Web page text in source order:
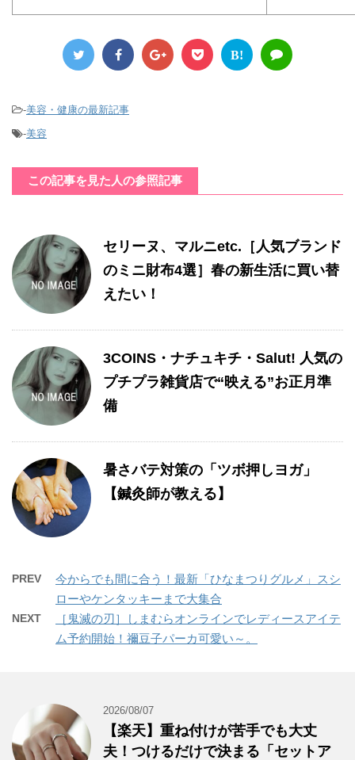
B!
-美容・健康の最新記事
-美容
この記事を見た人の参照記事
セリーヌ、マルニetc.［人気ブランド
のミニ財布4選］春の新生活に買い替
えたい！
3COINS・ナチュキチ・Salut! 人気の
プチプラ雑貨店で“映える”お正月準
備
暑さバテ対策の「ツボ押しヨガ」
【鍼灸師が教える】
PREV
今からでも間に合う！最新「ひなまつりグルメ」スシ
ローやケンタッキーまで大集合
NEXT
［鬼滅の刃］しまむらオンラインでレディースアイテ
ム予約開始！禰豆子パーカ可愛い～。
2026/08/07
【楽天】重ね付けが苦手でも大丈
夫！つけるだけで決まる「セットア